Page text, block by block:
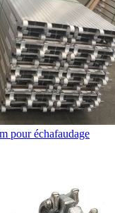
pour échafaudage